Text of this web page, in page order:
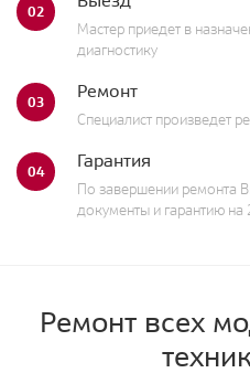
02
Мастер приедет в
диагностику
03 Ремонт
Специалист произведет
04 Гарантия
По завершении ремонта
документы и гарантию на
Ремонт всех